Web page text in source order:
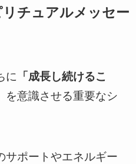
チュアルメッセー
に 「成長し続けるこ
を意識させる重要なシ
サポートやエネルギー